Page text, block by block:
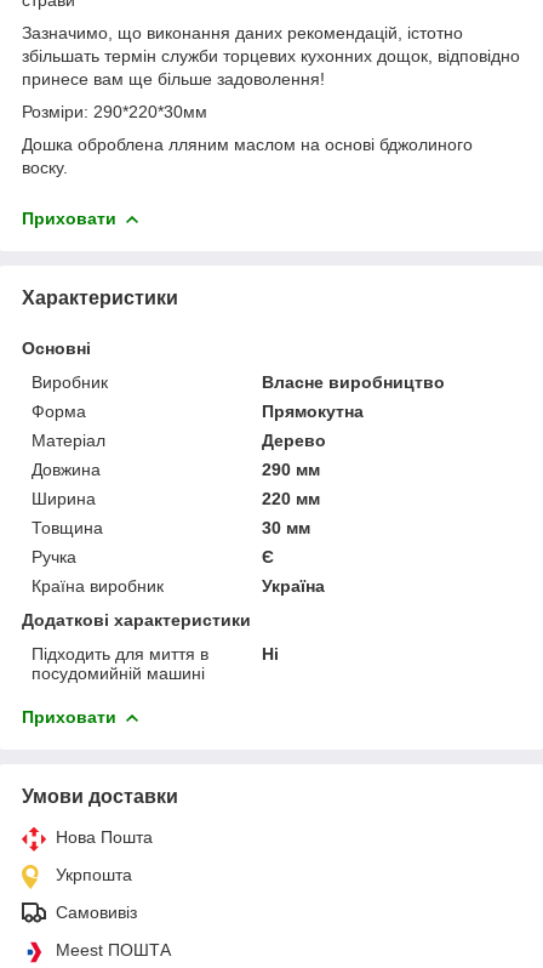
Зазначимо, що виконання даних рекомендацій, істотно
збільшать термін служби торцевих кухонних дощок, відповідно
принесе вам ще більше задоволення!
Розміри: 290*220*30мм
Дошка оброблена лляним маслом на основі бджолиного
воску.
Приховати
Характеристики
Основні
Виробник
Власне виробництво
Форма
Прямокутна
Матеріал
Дерево
Довжина
290 мм
Ширина
220 мм
Товщина
30 мм
Ручка
Є
Країна виробник
Україна
Додаткові характеристики
Підходить для миття в
посудомийній машині
Ні
Приховати
Умови доставки
Нова Пошта
Укрпошта
Самовивіз
Meest ПОШТА